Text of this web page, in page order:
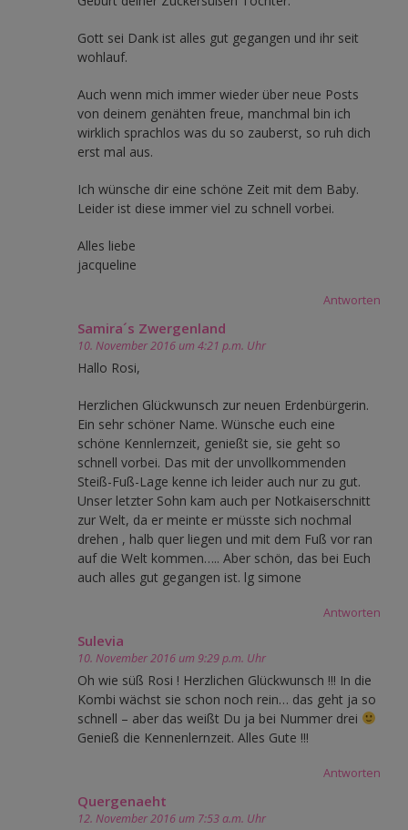
Gott sei Dank ist alles gut gegangen und ihr seit
wohlauf.
Auch wenn mich immer wieder über neue Posts
von deinem genähten freue, manchmal bin ich
wirklich sprachlos was du so zauberst, so ruh dich
erst mal aus.
Ich wünsche dir eine schöne Zeit mit dem Baby.
Leider ist diese immer viel zu schnell vorbei.
Alles liebe
jacqueline
Antworten
Samira´s Zwergenland
10. November 2016 um 4:21 p.m. Uhr
Hallo Rosi,
Herzlichen Glückwunsch zur neuen Erdenbürgerin.
Ein sehr schöner Name. Wünsche euch eine
schöne Kennlernzeit, genießt sie, sie geht so
schnell vorbei. Das mit der unvollkommenden
Steiß-Fuß-Lage kenne ich leider auch nur zu gut.
Unser letzter Sohn kam auch per Notkaiserschnitt
zur Welt, da er meinte er müsste sich nochmal
drehen , halb quer liegen und mit dem Fuß vor ran
auf die Welt kommen….. Aber schön, das bei Euch
auch alles gut gegangen ist. lg simone
Antworten
Sulevia
10. November 2016 um 9:29 p.m. Uhr
Oh wie süß Rosi ! Herzlichen Glückwunsch !!! In die
Kombi wächst sie schon noch rein… das geht ja so
schnell – aber das weißt Du ja bei Nummer drei
Genieß die Kennenlernzeit. Alles Gute !!!
Antworten
Quergenaeht
12. November 2016 um 7:53 a.m. Uhr